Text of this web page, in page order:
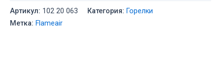
Артикул: 102 20 063 Категория: Горелки
Метка: Flameair